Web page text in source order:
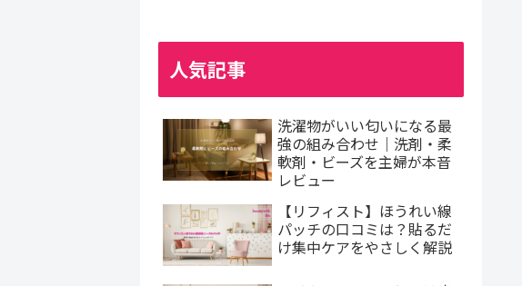
人気記事
洗濯物がいい匂いになる最
強の組み合わせ｜洗剤・柔
軟剤・ビーズを主婦が本音
レビュー
【リフィスト】ほうれい線
パッチの口コミは？貼るだ
け集中ケアをやさしく解説